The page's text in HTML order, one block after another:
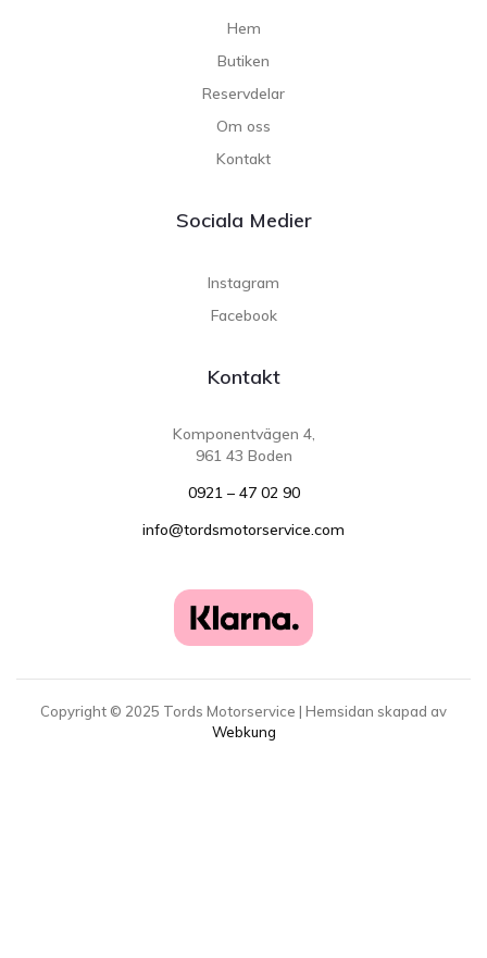
Hem
Butiken
Reservdelar
Om oss
Kontakt
Sociala Medier
Instagram
Facebook
Kontakt
Komponentvägen 4,
961 43 Boden
0921 – 47 02 90
info@tordsmotorservice.com
Copyright © 2025 Tords Motorservice | Hemsidan skapad av
Webkung